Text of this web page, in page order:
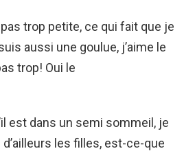
trop petite, ce qui fait que je
aussi une goulue, j’aime le
trop! Oui le
est dans un semi sommeil, je
les filles, est-ce-que